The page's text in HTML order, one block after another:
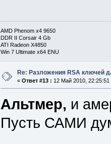
AMD Phenom x4 9650
DDR II Corsair 4 Gb
ATI Radeon X4850
Win 7 Ultimate x64 ENU
Re: Разложения RSA ключей
« Ответ #13 : 12 Май 2010, 22:25:51
Альтмер, и
Пусть САМИ